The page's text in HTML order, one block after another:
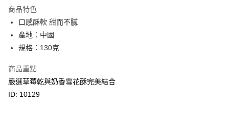
AlipayHK
PayMe
BoC Pay
其他轉帳方式
商品特色
口感酥軟 甜而不膩
產地：中國
規格：130克
商品重點
嚴選草莓乾與奶香雪花酥完美結合
ID: 10129